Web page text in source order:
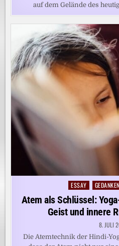
auf dem Gelände des
Posted
in
ESSAY GEDANKEN
Atem als Schlüssel:
Geist und innere
8. JULI
Die Atemtechnik der Hindi-